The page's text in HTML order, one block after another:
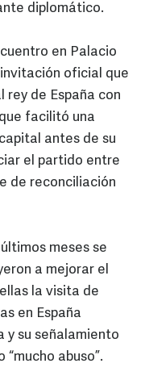
diplomático.
en Palacio
oficial que
rey de España con
facilitó una
antes de su
el partido entre
de reconciliación
meses se
a mejorar el
la visita de
en España
y su señalamiento
abuso”.